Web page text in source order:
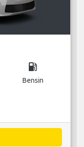
local_gas_station
Bensin